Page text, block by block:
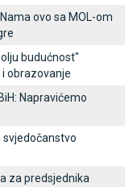
ovo sa MOL-om
budućnost"
obrazovanje
Napravićemo
svjedočanstvo
za predsjednika